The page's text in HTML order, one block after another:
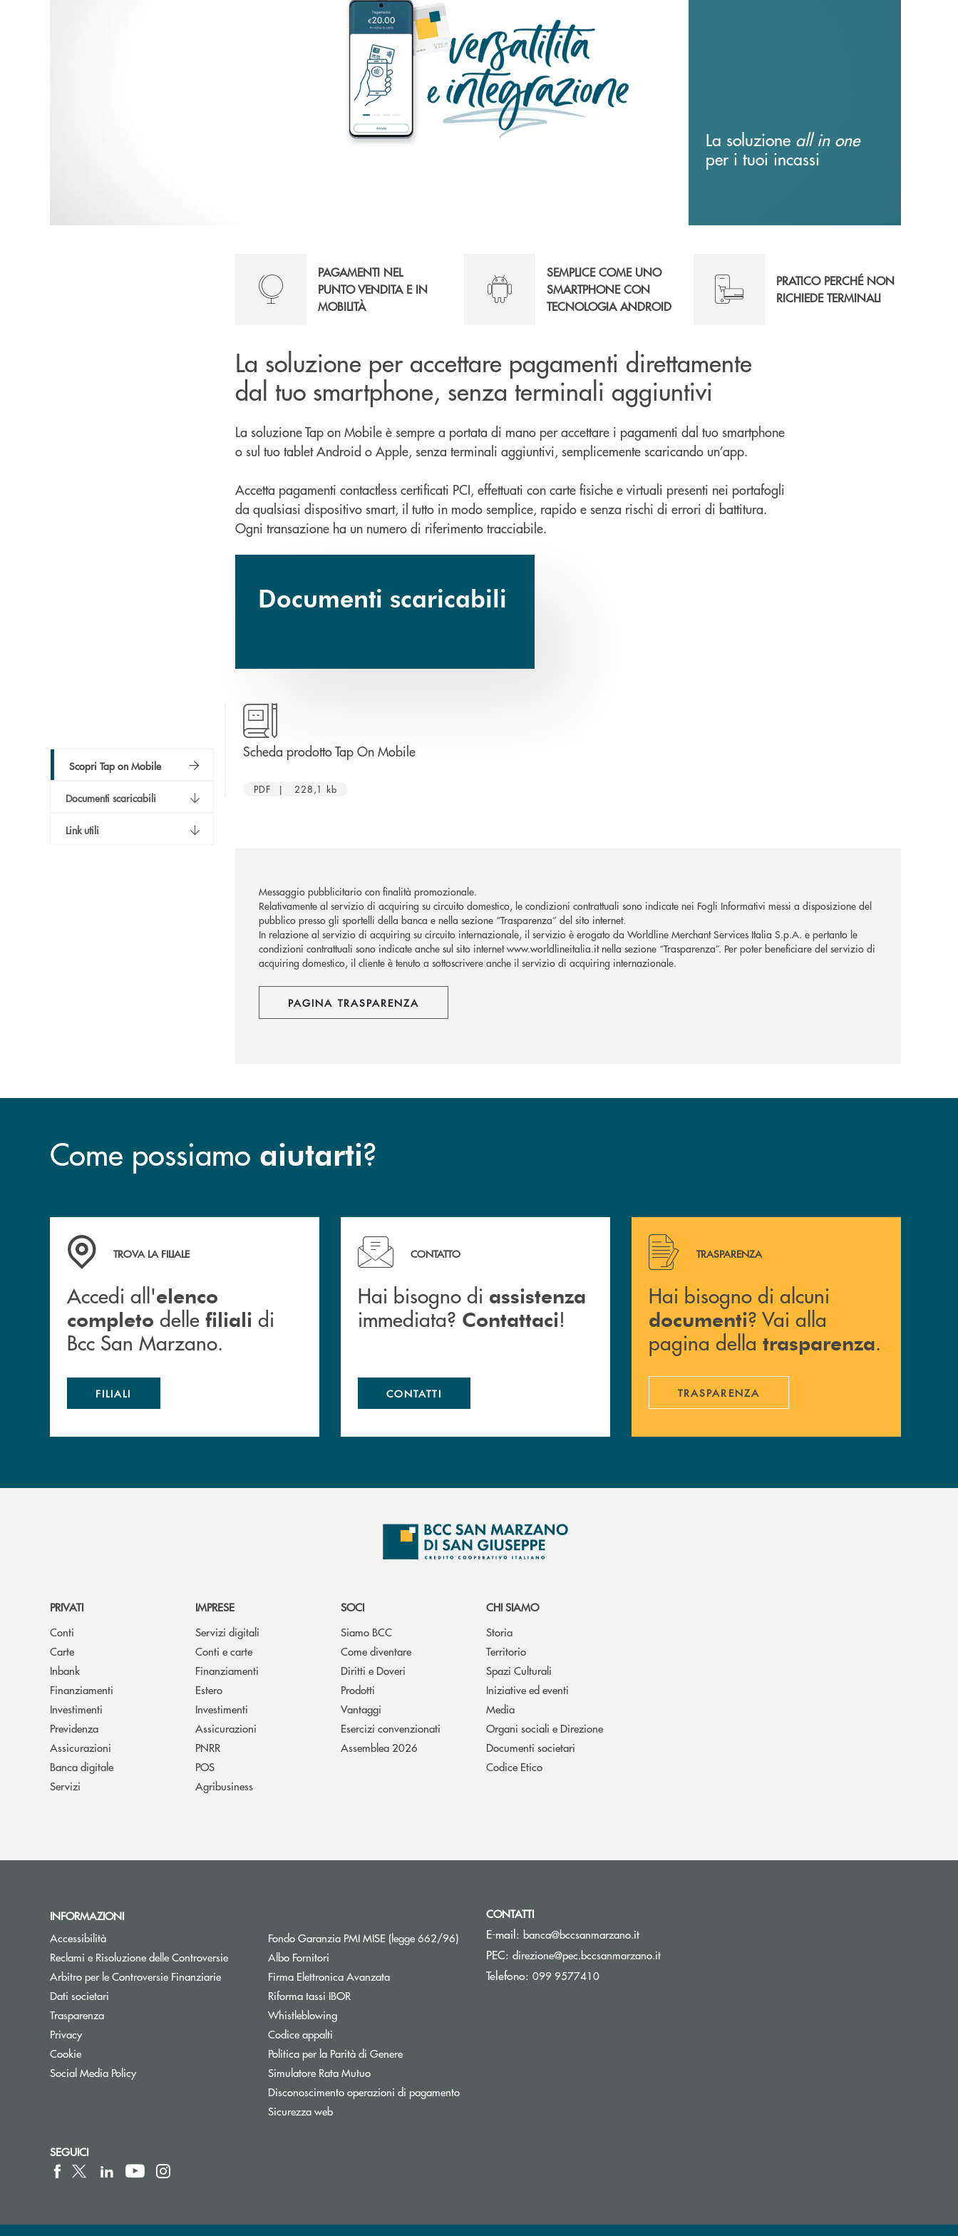
La soluzione all in one
per i tuoi incassi
Scopri Tap on Mobile
Documenti scaricabili
Link utili
PAGAMENTI NEL
PUNTO VENDITA E IN
MOBILITÀ
SEMPLICE COME UNO
SMARTPHONE CON
TECNOLOGIA ANDROID
PRATICO PERCHÉ NON
RICHIEDE TERMINALI
La soluzione per accettare pagamenti direttamente
dal tuo smartphone, senza terminali aggiuntivi
La soluzione Tap on Mobile è sempre a portata di mano per accettare i pagamenti dal tuo smartphone
o sul tuo tablet Android o Apple, senza terminali aggiuntivi, semplicemente scaricando un’app.
Accetta pagamenti contactless certificati PCI, effettuati con carte fisiche e virtuali presenti nei portafogli
da qualsiasi dispositivo smart, il tutto in modo semplice, rapido e senza rischi di errori di battitura.
Ogni transazione ha un numero di riferimento tracciabile.
Documenti scaricabili
Scheda prodotto Tap On Mobileapre una nuova finestra
PDF | 228,1 kb
Messaggio pubblicitario con finalità promozionale.
Relativamente al servizio di acquiring su circuito domestico, le condizioni contrattuali sono indicate nei Fogli Informativi messi a disposizione del
pubblico presso gli sportelli della banca e nella sezione “Trasparenza” del sito internet.
In relazione al servizio di acquiring su circuito internazionale, il servizio è erogato da Worldline Merchant Services Italia S.p.A. e pertanto le
condizioni contrattuali sono indicate anche sul sito internet www.worldlineitalia.it nella sezione “Trasparenza”. Per poter beneficiare del servizio di
acquiring domestico, il cliente è tenuto a sottoscrivere anche il servizio di acquiring internazionale.
PAGINA TRASPARENZA
Come possiamo aiutarti?
Accedi all' elenco completo delle filiali di Bcc San Marzano.
TROVA LA FILIALE
Accedi all'elenco
completo delle filiali di
Bcc San Marzano.
FILIALI
Hai bisogno di assistenza immediata? Contattaci !
CONTATTO
Hai bisogno di assistenza
immediata? Contattaci!
CONTATTI
Hai bisogno di alcuni documenti ? Vai alla pagina della
TRASPARENZA
Hai bisogno di alcuni
documenti? Vai alla
pagina della trasparenza.
TRASPARENZA
PRIVATI
Conti
Carte
Inbank
Finanziamenti
Investimenti
Previdenza
Assicurazioni
Banca digitale
Servizi
IMPRESE
Servizi digitali
Conti e carte
Finanziamenti
Estero
Investimenti
Assicurazioni
PNRR
POS
Agribusiness
SOCI
Siamo BCC
Come diventare
Diritti e Doveri
Prodotti
Vantaggi
Esercizi convenzionati
Assemblea 2026
CHI SIAMO
Storia
Territorio
Spazi Culturali
Iniziative ed eventi
Media
Organi sociali e Direzione
Documenti societari
Codice Etico
INFORMAZIONI
Accessibilità
Reclami e Risoluzione delle Controversie
Arbitro per le Controversie Finanziarie
Dati societari
Trasparenza
Privacy
Cookie
Social Media Policy
Fondo Garanzia PMI MISE (legge 662/96)Apre una nuova finestra
Albo Fornitori
Firma Elettronica Avanzata
Riforma tassi IBOR
Whistleblowing
Codice appalti
Politica per la Parità di GenereApre una nuova finestra
Simulatore Rata Mutuo
Disconoscimento operazioni di pagamento
Sicurezza web
CONTATTI
E-mail: banca@bccsanmarzano.it(si apre l’app di posta elettronica)
PEC: direzione@pec.bccsanmarzano.it(si apre l’app di posta elettronica)
Telefono: 099 9577410
SEGUICI